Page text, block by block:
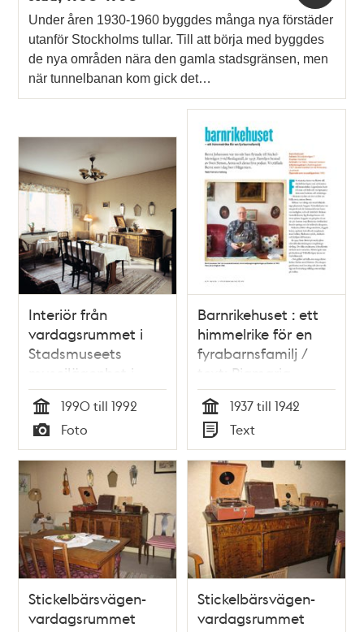
Under åren 1930-1960 byggdes många nya förstäder
utanför Stockholms tullar. Till att börja med byggdes
de nya områden nära den gamla stadsgränsen, men
när tunnelbanan kom gick det…
Interiör från
vardagsrummet i
Stadsmuseets
museilägenhet i
barnrikehuset vid
Stickelbärsvägen 7.
Tid
1990 till 1992
Typ
Foto
Barnrikehuset : ett
himmelrike för en
fyrabarnsfamilj /
text: Piamaria
Hallberg
Tid
1937 till 1942
Typ
Text
Stickelbärsvägen-
vardagsrummet
Stickelbärsvägen-
vardagsrummet